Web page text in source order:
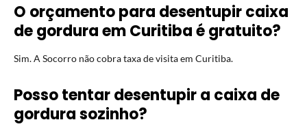
O orçamento para desentupir caixa
de gordura em Curitiba é gratuito?
Sim. A Socorro não cobra taxa de visita em Curitiba.
Posso tentar desentupir a caixa de
gordura sozinho?